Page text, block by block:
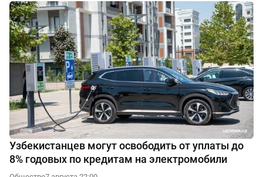
Узбекистанцев могут освободить от уплаты до
8% годовых по кредитам на электромобили